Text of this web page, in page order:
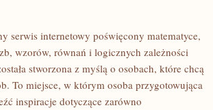
serwis internetowy poświęcony matematyce,
wzorów, równań i logicznych zależności
stworzona z myślą o osobach, które chcą
To miejsce, w którym osoba przygotowująca
inspiracje dotyczące zarówno